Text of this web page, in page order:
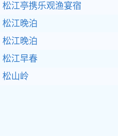
松江亭携乐观渔宴宿
松江晚泊
松江晚泊
松江早春
松山岭